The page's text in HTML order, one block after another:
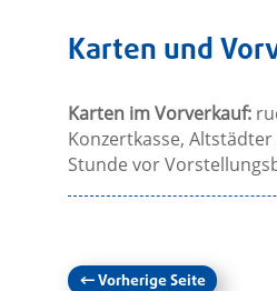
Karten und
Karten im Vorverkauf:
Konzertkasse,
Stunde vor
←Vorherige Seite